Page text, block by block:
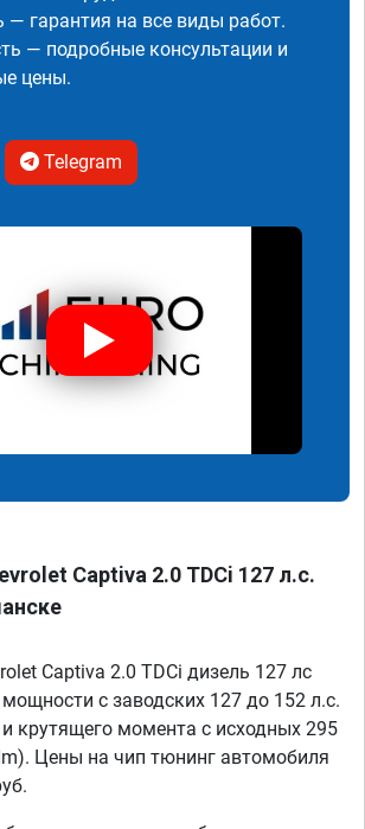
— гарантия на все виды работ.
— подробные консультации и
цены.
Telegram
Captiva 2.0 TDCi 127 л.с.
Captiva 2.0 TDCi дизель 127 лс
с заводских 127 до 152 л.с.
крутящего момента с исходных 295
Цены на чип тюнинг автомобиля